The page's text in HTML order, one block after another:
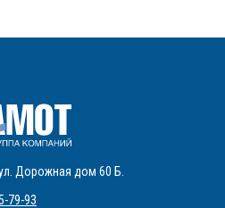
Дорожная дом 60 Б
79-93